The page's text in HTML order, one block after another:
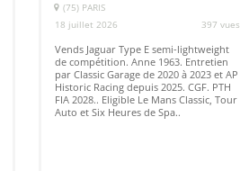
(75) PARIS
18 juillet 2026
397 vues
Vends Jaguar Type E semi-lightweight
de compétition. Anne 1963. Entretien
par Classic Garage de 2020 à 2023 et AP
Historic Racing depuis 2025. CGF. PTH
FIA 2028.. Eligible Le Mans Classic, Tour
Auto et Six Heures de Spa..